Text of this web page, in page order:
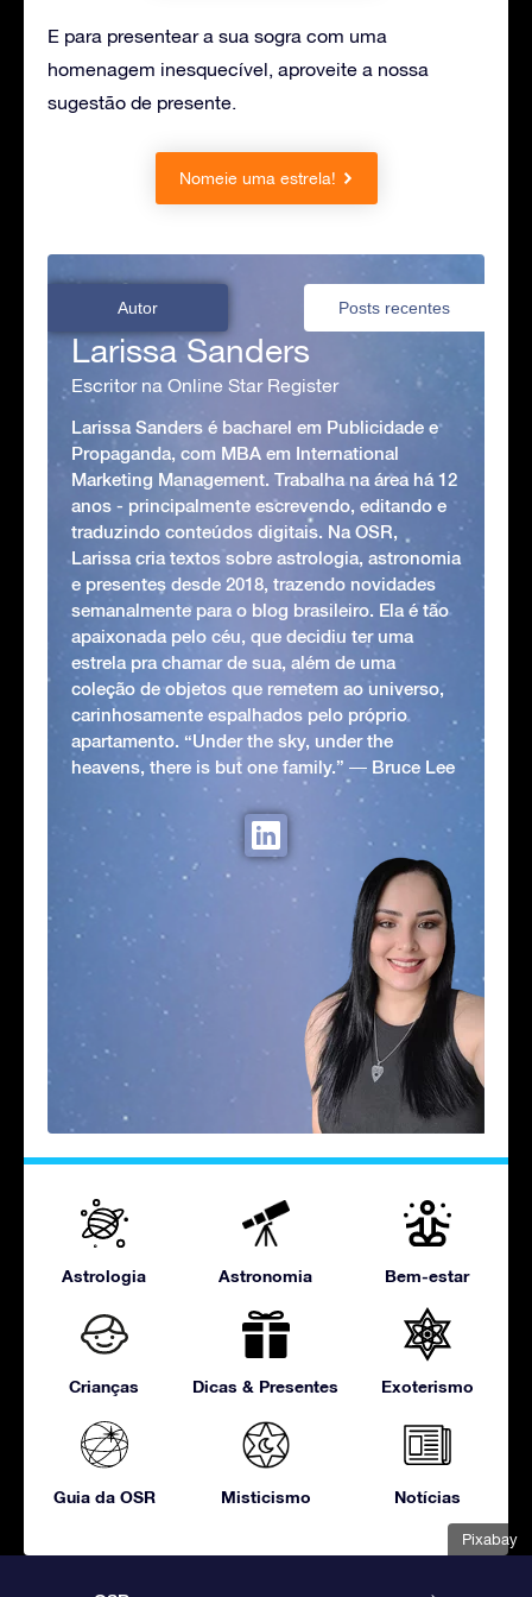
Pixabay
E para presentear a sua sogra com uma
homenagem inesquecível, aproveite a nossa
sugestão de presente.
Nomeie uma estrela!
Autor Posts recentes
Larissa Sanders
Escritor na Online Star Register
Larissa Sanders é bacharel em Publicidade e
Propaganda, com MBA em International
Marketing Management. Trabalha na área há 12
anos - principalmente escrevendo, editando e
traduzindo conteúdos digitais. Na OSR,
Larissa cria textos sobre astrologia, astronomia
e presentes desde 2018, trazendo novidades
semanalmente para o blog brasileiro. Ela é tão
apaixonada pelo céu, que decidiu ter uma
estrela pra chamar de sua, além de uma
coleção de objetos que remetem ao universo,
carinhosamente espalhados pelo próprio
apartamento. “Under the sky, under the
heavens, there is but one family.” ― Bruce Lee
Astrologia Astronomia Bem-estar
Crianças Dicas & Presentes Exoterismo
Guia da OSR Misticismo Notícias